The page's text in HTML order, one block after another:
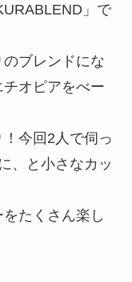
」で
ブレンドにな
オピアをべー
今回2人で伺っ
、と小さなカッ
たくさん楽し